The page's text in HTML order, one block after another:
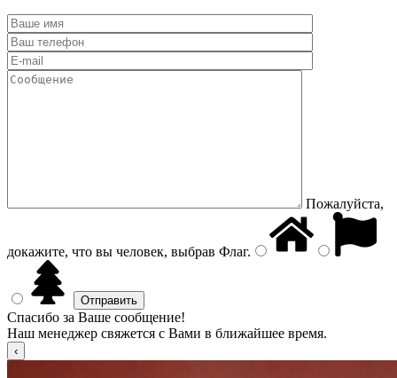
Пожалуйста,
докажите, что вы человек, выбрав Флаг.
Спасибо за Ваше сообщение!
Наш менеджер свяжется с Вами в ближайшее время.